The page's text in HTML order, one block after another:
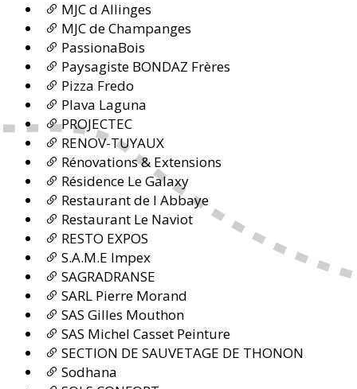
MJC d Allinges
MJC de Champanges
PassionaBois
Paysagiste BONDAZ Frères
Pizza Fredo
Plava Laguna
PROJECTEC
RENOV-TUYAUX
Rénovations & Extensions
Résidence Le Galaxy
Restaurant de l Abbaye
Restaurant Le Naviot
RESTO EXPOS
S.A.M.E Impex
SAGRADRANSE
SARL Pierre Morand
SAS Gilles Mouthon
SAS Michel Casset Peinture
SECTION DE SAUVETAGE DE THONON
Sodhana